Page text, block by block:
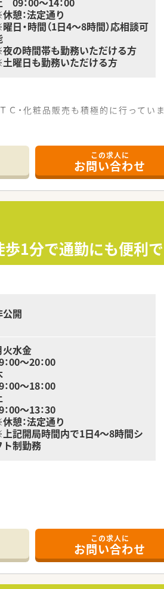
憩：法定通り
日・時間（1日4～8時間）応相談可
の時間帯も勤務いただける方
曜日も勤務いただける方
・化粧品販売も積極的に行ってい
す。
ので、
る方ご応募ください。
この求人に
お問い合わせ
歩1分で通勤にも便利
公開
火水金
：00～20：00
：00～18：00
：00～13：30
憩：法定通り
記開局時間内で1日4～8時間シ
ト制勤務
ます。
けではなく、
、
この求人に
お問い合わせ